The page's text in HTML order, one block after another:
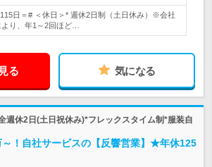
日＝# ＜休日＞* 週休2日制（土日休み）※会社
り、年1～2回ほど…
る 気になる
週休2日(土日祝休み)*フレックスタイム制*服装自
！自社サービスの【反響営業】★年休125